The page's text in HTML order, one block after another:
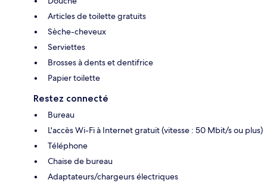
Articles de toilette gratuits
Sèche-cheveux
Serviettes
Brosses à dents et dentifrice
Papier toilette
Restez connecté
Bureau
L'accès Wi-Fi à Internet gratuit (vitesse : 50 Mbit/s ou plus)
Téléphone
Chaise de bureau
Adaptateurs/chargeurs électriques